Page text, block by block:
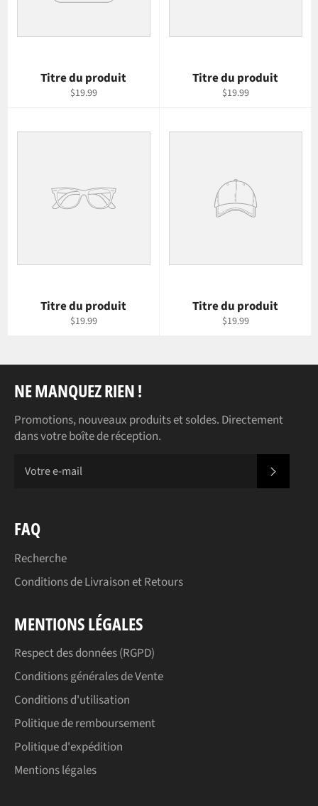
Titre du produit
$19.99
Titre du produit
$19.99
Titre du produit
$19.99
Titre du produit
$19.99
NE MANQUEZ RIEN !
Promotions, nouveaux produits et soldes. Directement
dans votre boîte de réception.
FAQ
Recherche
Conditions de Livraison et Retours
MENTIONS LÉGALES
Respect des données (RGPD)
Conditions générales de Vente
Conditions d'utilisation
Politique de remboursement
Politique d'expédition
Mentions légales